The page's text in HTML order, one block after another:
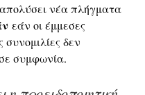
νέα πλήγματα
εάν οι έμμεσες
συνομιλίες δεν
συμφωνία.